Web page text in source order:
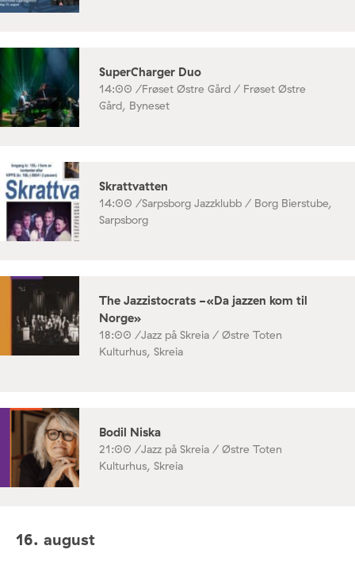
SuperCharger Duo
14:00 /Frøset Østre Gård / Frøset Østre
Gård, Byneset
Skrattvatten
14:00 /Sarpsborg Jazzklubb / Borg Bierstube,
Sarpsborg
The Jazzistocrats -«Da jazzen kom til
Norge»
18:00 /Jazz på Skreia / Østre Toten
Kulturhus, Skreia
Bodil Niska
21:00 /Jazz på Skreia / Østre Toten
Kulturhus, Skreia
16. august